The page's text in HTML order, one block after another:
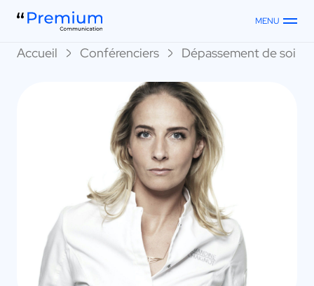
MENU
Accueil Conférenciers Dépassement de soi